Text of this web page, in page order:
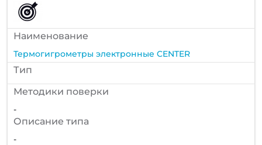
Наименование
Термогигрометры электронные CENTER
Тип
Методики поверки
-
Описание типа
-